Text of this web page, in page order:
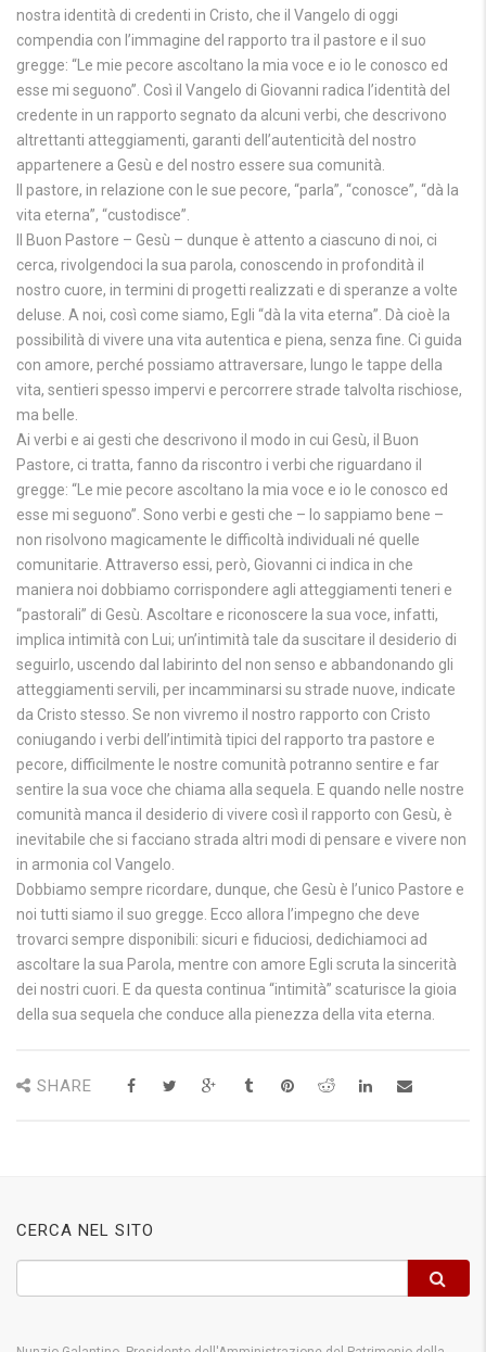
nostra identità di credenti in Cristo, che il Vangelo di oggi
compendia con l’immagine del rapporto tra il pastore e il suo
gregge: “Le mie pecore ascoltano la mia voce e io le conosco ed
esse mi seguono”. Così il Vangelo di Giovanni radica l’identità del
credente in un rapporto segnato da alcuni verbi, che descrivono
altrettanti atteggiamenti, garanti dell’autenticità del nostro
appartenere a Gesù e del nostro essere sua comunità.
Il pastore, in relazione con le sue pecore, “parla”, “conosce”, “dà la
vita eterna”, “custodisce”.
Il Buon Pastore – Gesù – dunque è attento a ciascuno di noi, ci
cerca, rivolgendoci la sua parola, conoscendo in profondità il
nostro cuore, in termini di progetti realizzati e di speranze a volte
deluse. A noi, così come siamo, Egli “dà la vita eterna”. Dà cioè la
possibilità di vivere una vita autentica e piena, senza fine. Ci guida
con amore, perché possiamo attraversare, lungo le tappe della
vita, sentieri spesso impervi e percorrere strade talvolta rischiose,
ma belle.
Ai verbi e ai gesti che descrivono il modo in cui Gesù, il Buon
Pastore, ci tratta, fanno da riscontro i verbi che riguardano il
gregge: “Le mie pecore ascoltano la mia voce e io le conosco ed
esse mi seguono”. Sono verbi e gesti che – lo sappiamo bene –
non risolvono magicamente le difficoltà individuali né quelle
comunitarie. Attraverso essi, però, Giovanni ci indica in che
maniera noi dobbiamo corrispondere agli atteggiamenti teneri e
“pastorali” di Gesù. Ascoltare e riconoscere la sua voce, infatti,
implica intimità con Lui; un’intimità tale da suscitare il desiderio di
seguirlo, uscendo dal labirinto del non senso e abbandonando gli
atteggiamenti servili, per incamminarsi su strade nuove, indicate
da Cristo stesso. Se non vivremo il nostro rapporto con Cristo
coniugando i verbi dell’intimità tipici del rapporto tra pastore e
pecore, difficilmente le nostre comunità potranno sentire e far
sentire la sua voce che chiama alla sequela. E quando nelle nostre
comunità manca il desiderio di vivere così il rapporto con Gesù, è
inevitabile che si facciano strada altri modi di pensare e vivere non
in armonia col Vangelo.
Dobbiamo sempre ricordare, dunque, che Gesù è l’unico Pastore e
noi tutti siamo il suo gregge. Ecco allora l’impegno che deve
trovarci sempre disponibili: sicuri e fiduciosi, dedichiamoci ad
ascoltare la sua Parola, mentre con amore Egli scruta la sincerità
dei nostri cuori. E da questa continua “intimità” scaturisce la gioia
della sua sequela che conduce alla pienezza della vita eterna.
SHARE
CERCA NEL SITO